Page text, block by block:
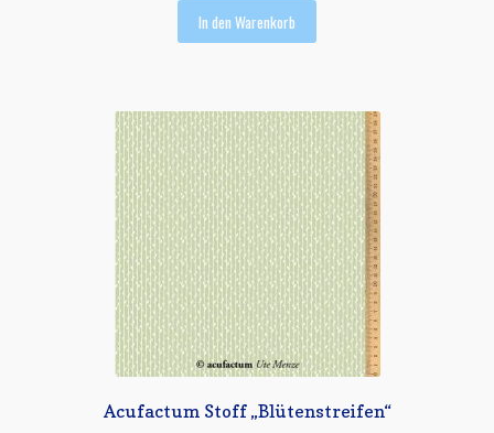
In den Warenkorb
Acufactum Stoff „Blütenstreifen“